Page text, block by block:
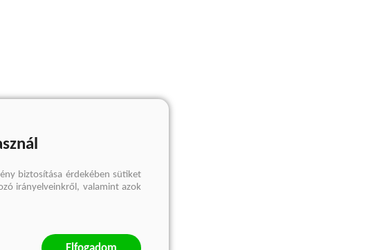
biztosítása érdekében sütiket
irányelveinkről, valamint azok